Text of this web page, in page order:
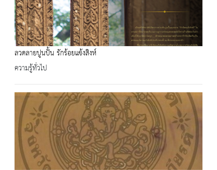
ลวดลายปูนปั้น รักร้อยแข้งสิงห์
ความรู้ทั่วไป